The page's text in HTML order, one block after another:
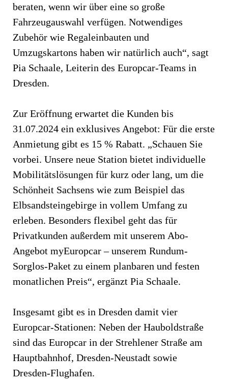
beraten, wenn wir über eine so große
Fahrzeugauswahl verfügen. Notwendiges
Zubehör wie Regaleinbauten und
Umzugskartons haben wir natürlich auch“, sagt
Pia Schaale, Leiterin des Europcar-Teams in
Dresden.
Zur Eröffnung erwartet die Kunden bis
31.07.2024 ein exklusives Angebot: Für die erste
Anmietung gibt es 15 % Rabatt. „Schauen Sie
vorbei. Unsere neue Station bietet individuelle
Mobilitätslösungen für kurz oder lang, um die
Schönheit Sachsens wie zum Beispiel das
Elbsandsteingebirge in vollem Umfang zu
erleben. Besonders flexibel geht das für
Privatkunden außerdem mit unserem Abo-
Angebot myEuropcar – unserem Rundum-
Sorglos-Paket zu einem planbaren und festen
monatlichen Preis“, ergänzt Pia Schaale.
Insgesamt gibt es in Dresden damit vier
Europcar-Stationen: Neben der Hauboldstraße
sind das Europcar in der Strehlener Straße am
Hauptbahnhof, Dresden-Neustadt sowie
Dresden-Flughafen.